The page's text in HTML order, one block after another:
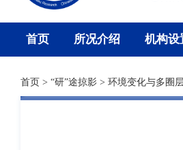
首页 所况介绍 机构设
首页 > “研”途掠影 > 环境变化与多圈